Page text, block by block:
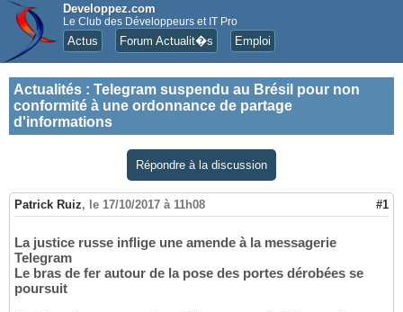
Developpez.com
Le Club des Développeurs et IT Pro
Actus Forum Actualit�s Emploi
Actualités : Telegram suspendu au Brésil pour non
conformité à une ordonnance de partage
d'informations
Répondre à la discussion
Patrick Ruiz, le 17/10/2017 à 11h08 #1
La justice russe inflige une amende à la messagerie
Telegram
Le bras de fer autour de la pose des portes dérobées se
poursuit